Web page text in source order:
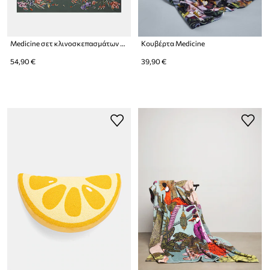
Medicine σετ κλινοσκεπασμάτων από βαμβακερό περκάλι
54,90 €
Κουβέρτα Medicine
39,90 €